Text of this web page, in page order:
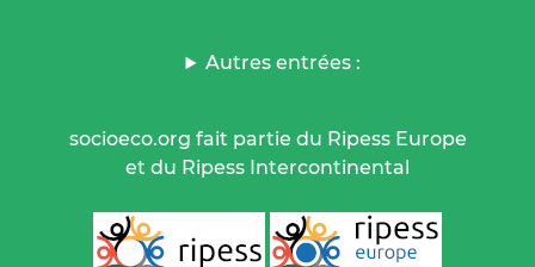
Autres entrées :
socioeco.org fait partie du Ripess Europe
et du Ripess Intercontinental